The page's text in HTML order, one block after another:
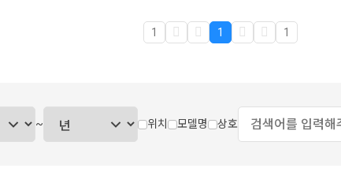
1 1 1
~ 위치 모델명 상호